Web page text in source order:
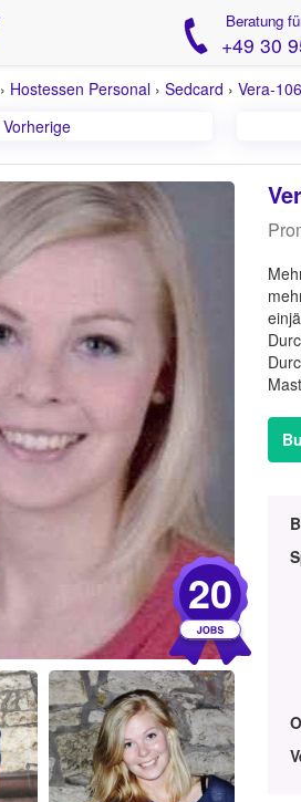
Beratung
+49 30
› Hostessen Personal › Sedcard › Vera-
Vorherige
20